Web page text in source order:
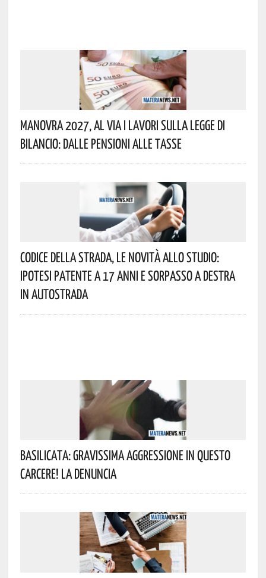
Manovra 2027, Al Via I Lavori Sulla Legge Di
Bilancio: Dalle Pensioni Alle Tasse
Codice Della Strada, Le Novità Allo Studio:
Ipotesi Patente A 17 Anni E Sorpasso A Destra
In Autostrada
Basilicata: Gravissima Aggressione In Questo
Carcere! La Denuncia